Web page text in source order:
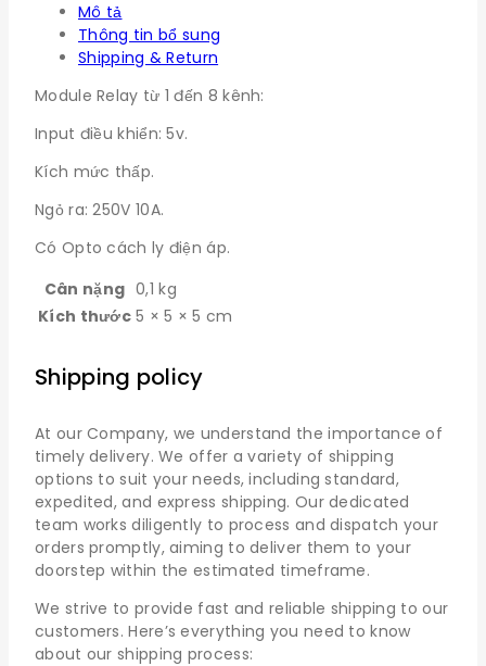
Mô tả
Thông tin bổ sung
Shipping & Return
Module Relay từ 1 đến 8 kênh:
Input điều khiển: 5v.
Kích mức thấp.
Ngỏ ra: 250V 10A.
Có Opto cách ly điện áp.
Cân nặng 0,1 kg
Kích thước 5 × 5 × 5 cm
Shipping policy
At our Company, we understand the importance of
timely delivery. We offer a variety of shipping
options to suit your needs, including standard,
expedited, and express shipping. Our dedicated
team works diligently to process and dispatch your
orders promptly, aiming to deliver them to your
doorstep within the estimated timeframe.
We strive to provide fast and reliable shipping to our
customers. Here’s everything you need to know
about our shipping process: